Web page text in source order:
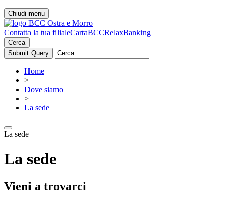
Chiudi menu
Contatta la tua filialeCartaBCCRelaxBanking
Cerca
Home
>
Dove siamo
>
La sede
La sede
La sede
Vieni a trovarci